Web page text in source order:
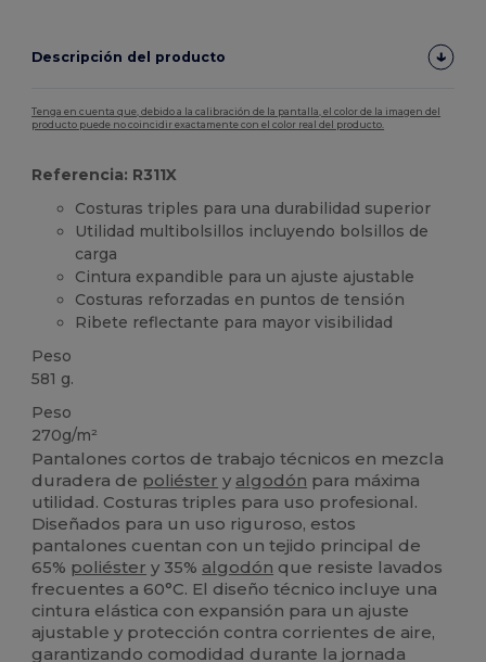
Descripción del producto
Tenga en cuenta que, debido a la calibración de la pantalla, el color de la imagen del
producto puede no coincidir exactamente con el color real del producto.
Referencia: R311X
Costuras triples para una durabilidad superior
Utilidad multibolsillos incluyendo bolsillos de
carga
Cintura expandible para un ajuste ajustable
Costuras reforzadas en puntos de tensión
Ribete reflectante para mayor visibilidad
Peso
581 g.
Peso
270g/m²
Pantalones cortos de trabajo técnicos en mezcla
duradera de poliéster y algodón para máxima
utilidad. Costuras triples para uso profesional.
Diseñados para un uso riguroso, estos
pantalones cuentan con un tejido principal de
65% poliéster y 35% algodón que resiste lavados
frecuentes a 60°C. El diseño técnico incluye una
cintura elástica con expansión para un ajuste
ajustable y protección contra corrientes de aire,
garantizando comodidad durante la jornada